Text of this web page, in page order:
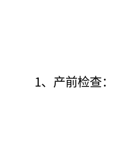
1、产前检查：